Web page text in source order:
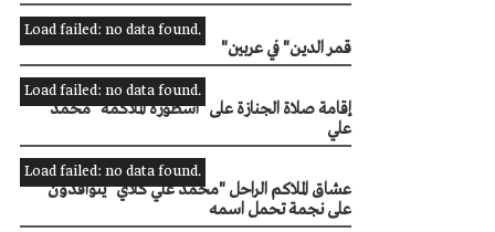
Load failed: no data found.
"قمر الدين" في عربين
Load failed: no data found.
إقامة صلاة الجنازة على "أسطورة الملاكمة "محمد
Load failed: no data found.
عشاق الملاكم الراحل "محمد علي كلاي" يتوافدون
على نجمة تحمل اسمه